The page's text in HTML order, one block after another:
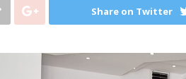
Share on Twitter